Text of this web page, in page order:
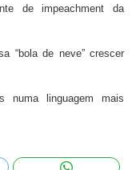
de impeachment da
“bola de neve” crescer
numa linguagem mais